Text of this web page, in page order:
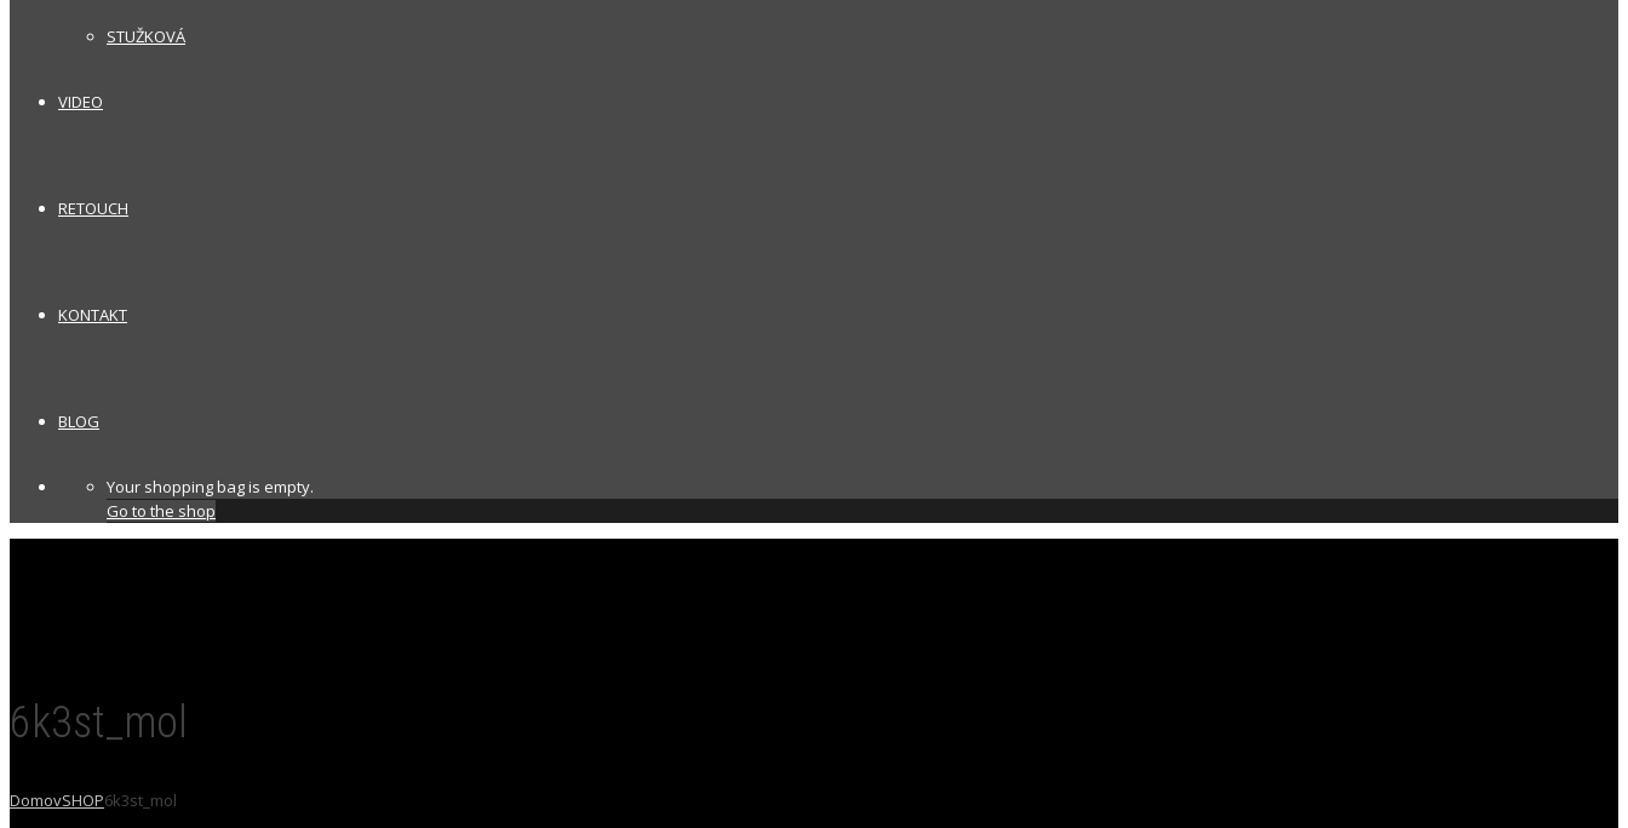
STUŽKOVÁ
VIDEO
RETOUCH
KONTAKT
BLOG
Your shopping bag is empty.
Go to the shop
6k3st_mol
DomovSHOP6k3st_mol